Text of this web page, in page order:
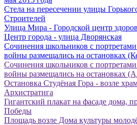
Стела на пересечении улицы
Строителей
Улица Мира - Городской центр
Центр города - улица Дворянская
Сочинения школьников с
войны размещались на остановках
Сочинения школьников с
войны размещались на остановках
Остановка Студёная Гора - возле
Архистратига
Гигантский плакат на фасаде дома,
Победы
Площадь возле Дома культуры